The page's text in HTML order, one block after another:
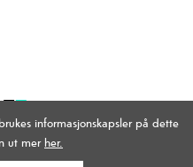
informasjonskapsler på dette
ut mer her.